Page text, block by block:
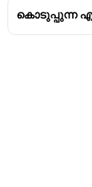
കൊടുപ്പുന്ന